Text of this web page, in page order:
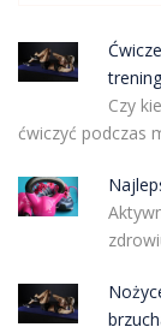
Czy
ćwiczyć podczas